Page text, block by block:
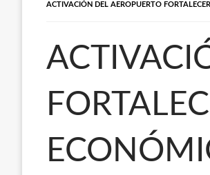
ACTIVACIÓN DEL AEROPUERTO